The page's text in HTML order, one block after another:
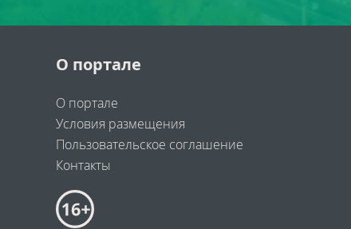
О портале
О портале
Условия размещения
Пользовательское соглашение
Контакты